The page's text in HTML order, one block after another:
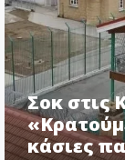
Σοκ στις
κάσιες